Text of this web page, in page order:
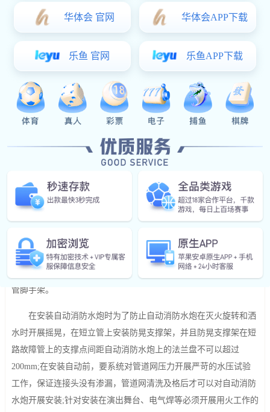
灭火灾的安防设备之一，在灭火援救中它的功效尤为重要。一般来
说，自动消防水炮是喷涌雾水流水的机器设备，多用于喷涌灭火一
自动消防水炮的安装有明确的程序流程。最先需系统对管道网
装灭火设备上的法兰盘到短立管下方，法兰盘内孔用水准仪调为水
准;随后根据4个配套设施地脚螺栓固定不动灭火设备;以后需插上供
电系统航空插座，调节整车线束的长短，确保灭火设备在旋转范围
之内不受到限制并略微容量。在对每台自动水射流灭火设备安装进
行和布线查验恰当准确无误后，能够运用当场手动式控制柜开展接
电源检测，在根据当场手动式控制柜可以远程操作侧后方可拆卸钢
管脚手架。
在安装自动消防水炮时为了防止自动消防水炮在灭火旋转和洒
水时开展摇晃，在短立管上安装防晃支撑架，并且防晃支撑架在短
路故障管上的支撑点间距自动消防水炮上的法兰盘不可以超过
200mm;在安装自动前，要系统对管道网压力开展严苛的水压试验
工作，保证连接头没有渗漏，管道网清洗及格后才可以对自动消防
水炮开展安装;针对安装在演出舞台、电气焊等必须开展用火工作的